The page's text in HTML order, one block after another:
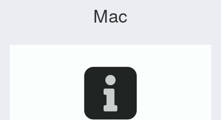
Mac